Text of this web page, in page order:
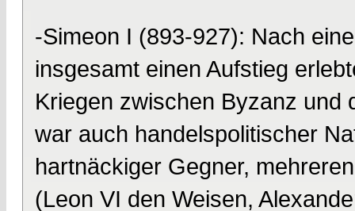
-Simeon I (893-927): Nach
insgesamt einen Aufstieg
Kriegen zwischen Byzanz und
war auch handelspolitischer
hartnäckiger Gegner,
(Leon VI den Weisen,